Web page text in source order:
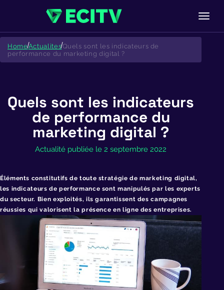
Skip
content
HomeActualitesQuels sont les indicateurs de
performance du marketing digital ?
Quels sont les indicateurs
de performance du
marketing digital ?
Actualité publiée le 2 septembre 2022
Éléments constitutifs de toute stratégie de marketing digital,
les indicateurs de performance sont manipulés par les experts
du secteur. Bien exploités, ils garantissent des campagnes
réussies qui valorisent la présence en ligne des entreprises.